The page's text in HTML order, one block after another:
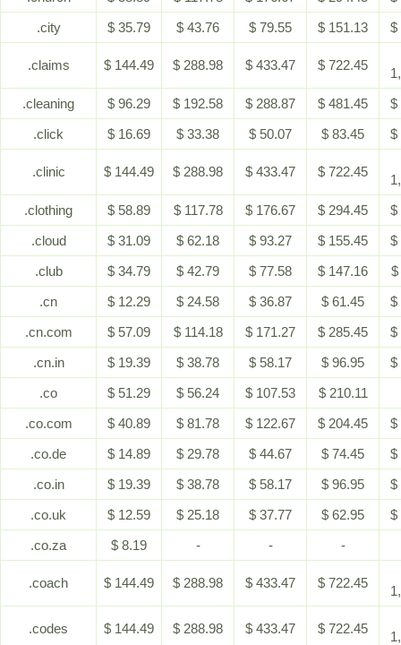
.city
$ 35.79 $ 43.76 $ 79.55 $ 151.13 $
.claims $ 144.49 $ 288.98 $ 433.47 $ 722.45
.cleaning
$ 96.29 $ 192.58 $ 288.87 $ 481.45
$
.click
$ 16.69 $ 33.38 $ 50.07 $ 83.45 $
.clinic $ 144.49 $ 288.98 $ 433.47 $ 722.45
.clothing
$ 58.89 $ 117.78 $ 176.67 $ 294.45
$
.cloud
$ 31.09 $ 62.18 $ 93.27 $ 155.45
$
.club
$ 34.79 $ 42.79 $ 77.58 $ 147.16
$
.cn
$ 12.29 $ 24.58 $ 36.87 $ 61.45
$
.cn.com
$ 57.09 $ 114.18 $ 171.27 $ 285.45
$
.cn.in
$ 19.39 $ 38.78 $ 58.17 $ 96.95
$
.co
$ 51.29 $ 56.24 $ 107.53
$ 210.11
.co.com
$ 40.89 $ 81.78 $ 122.67 $ 204.45
$
.co.de
$ 14.89 $ 29.78 $ 44.67 $ 74.45
$
.co.in
$ 19.39 $ 38.78 $ 58.17 $ 96.95
$
.co.uk
$ 12.59 $ 25.18 $ 37.77 $ 62.95
$
.co.za
$ 8.19 - - -
.coach $ 144.49 $ 288.98 $ 433.47 $ 722.45
.codes $ 144.49 $ 288.98 $ 433.47 $ 722.45